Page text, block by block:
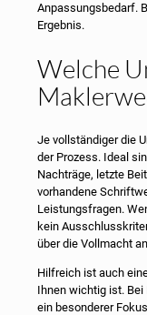
Anpassungsbedarf.
Ergebnis.
Welche
Je vollständiger die
der Prozess. Ideal
Nachträge, letzte
vorhandene
Leistungsfragen.
kein
über die Vollmacht
Hilfreich ist auch
Ihnen wichtig ist.
ein besonderer